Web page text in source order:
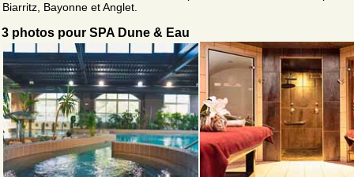
Biarritz, Bayonne et Anglet.
3 photos pour SPA Dune & Eau